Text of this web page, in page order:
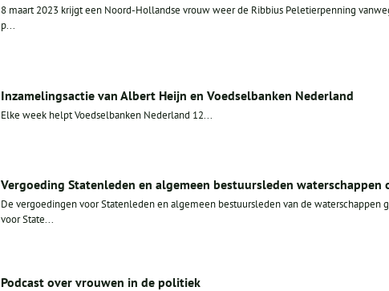
8 maart 2023 krijgt een Noord-Hollandse vrouw weer de Ribbius Peletierpenning
p...
Inzamelingsactie van Albert Heijn en Voedselbanken Nederland
Elke week helpt Voedselbanken Nederland 12...
Vergoeding Statenleden en algemeen bestuursleden waterschappen
De vergoedingen voor Statenleden en algemeen bestuursleden van de waterschappen
voor State...
Podcast over vrouwen in de politiek